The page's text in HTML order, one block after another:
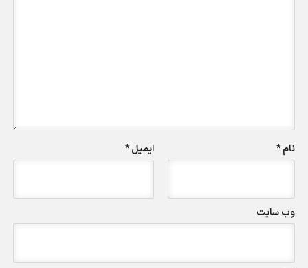
نام* ایمیل*
وب‌ سایت